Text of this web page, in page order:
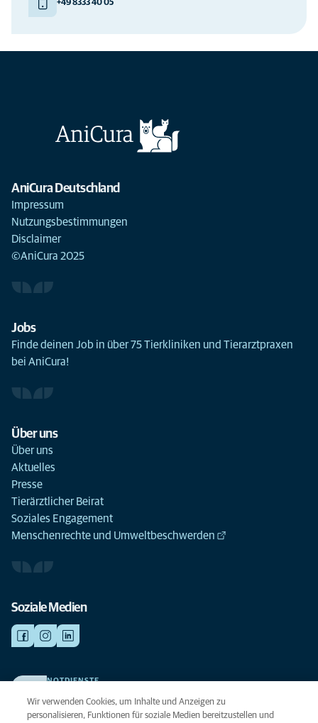
+49 8333 40 05
AniCura Deutschland
Impressum
Nutzungsbestimmungen
Disclaimer
©AniCura 2025
Jobs
Finde deinen Job in über 75 Tierkliniken und Tierarztpraxen
bei AniCura!
Über uns
Über uns
Aktuelles
Presse
Tierärztlicher Beirat
Soziales Engagement
Menschenrechte und Umweltbeschwerden
Soziale Medien
NOTDIENSTE
beste Versorgung verdient.
Wir verwenden Cookies, um Inhalte und Anzeigen zu
personalisieren, Funktionen für soziale Medien bereitzustellen und